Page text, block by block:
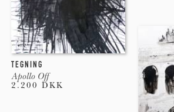
Charlottenborgs forårsudstilling 1996
Påskeudstillingen 1996, 1997, 1999, 2001
TEGNING
Apollo Off
2.200 DKK